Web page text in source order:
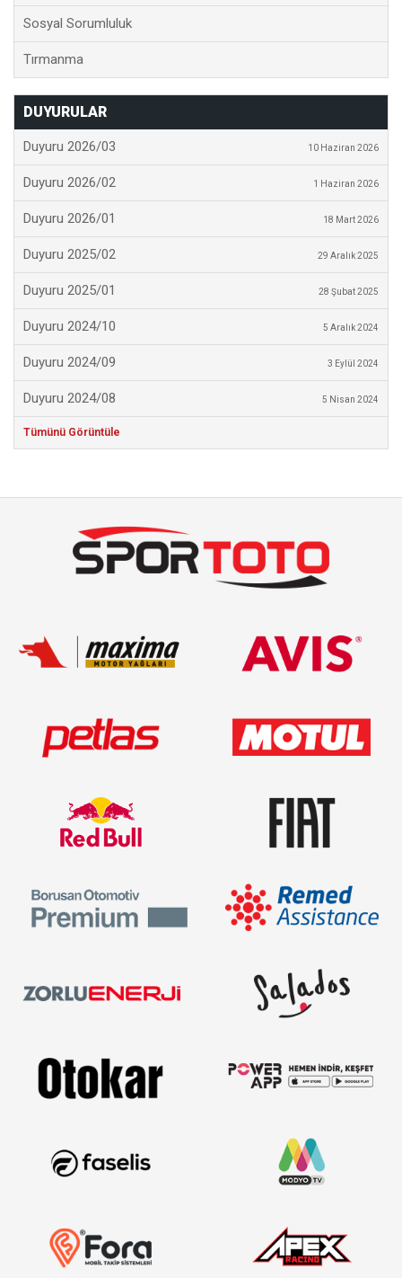
Sosyal Sorumluluk
Tırmanma
DUYURULAR
Duyuru 2026/03 10 Haziran 2026
Duyuru 2026/02 1 Haziran 2026
Duyuru 2026/01 18 Mart 2026
Duyuru 2025/02 29 Aralık 2025
Duyuru 2025/01 28 Şubat 2025
Duyuru 2024/10 5 Aralık 2024
Duyuru 2024/09 3 Eylül 2024
Duyuru 2024/08 5 Nisan 2024
Tümünü Görüntüle